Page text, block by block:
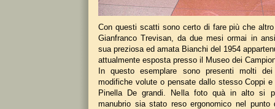
Con questi scatti sono certo di fare più che
Gianfranco Trevisan, da due mesi ormai in
sua preziosa ed amata Bianchi del 1954
attualmente esposta presso il Museo dei
In questo esemplare sono presenti molti
modifiche volute o pensate dallo stesso Coppi
Pinella De grandi. Nella foto quà in alto si
manubrio sia stato reso ergonomico nel punto